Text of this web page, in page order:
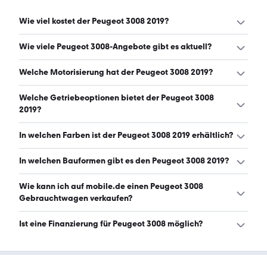
Wie viel kostet der Peugeot 3008 2019?
Ein guter Preis für einen Peugeot 3008 2019 liegt zwischen
Wie viele Peugeot 3008-Angebote gibt es aktuell?
Es gibt insgesamt 430 Peugeot 3008 bei mobile.de,
6.8.2026)
Welche Motorisierung hat der Peugeot 3008 2019?
Der Peugeot 3008 2019 hat Leistungen zwischen 131 und
181 PS. (Stand: 6.8.2026)
Welche Getriebeoptionen bietet der Peugeot 3008
2019?
Der Peugeot 3008 2019 ist mit automatischem,
(Stand: 6.8.2026)
In welchen Farben ist der Peugeot 3008 2019 erhältlich?
Den Peugeot 3008 2019 gibt es in folgenden Farben:
lila. Die häufigste Farbe ist weiß. (Stand: 6.8.2026)
In welchen Bauformen gibt es den Peugeot 3008 2019?
Den Peugeot 3008 2019 gibt es in folgenden Bauformen:
SUV und Kombi. (Stand: 6.8.2026)
Wie kann ich auf mobile.de einen Peugeot 3008
Gebrauchtwagen verkaufen?
Alle Informationen zum Verkauf an mobile.de-
Ist eine Finanzierung für Peugeot 3008 möglich?